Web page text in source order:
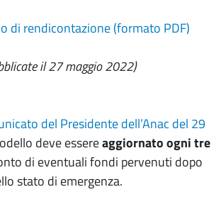
di rendicontazione (formato PDF)
il 27 maggio 2022)
del Presidente dell’Anac del 29
deve essereaggiornato ogni tre
di eventuali fondi pervenuti dopo
stato di emergenza.